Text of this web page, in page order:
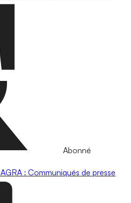
Abonné
AGRA : Communiqués de presse